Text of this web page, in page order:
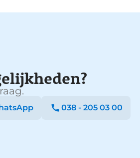
038 - 205 03 00